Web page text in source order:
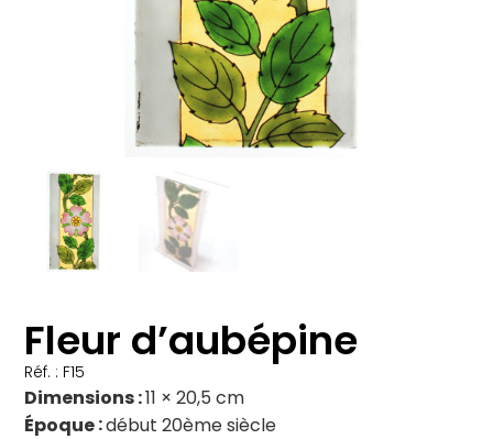
Fleur d’aubépine
Réf. : F15
Dimensions 11 × 20,5 cm
Époque début 20ème siècle